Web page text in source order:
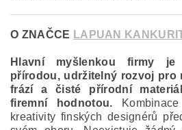
O ZNAČCE LAPUAN
Hlavní myšlenkou firmy
přírodou, udržitelný rozvoj pro
frází a čisté přírodní
firemní hodnotou.
kreativity finských designérů